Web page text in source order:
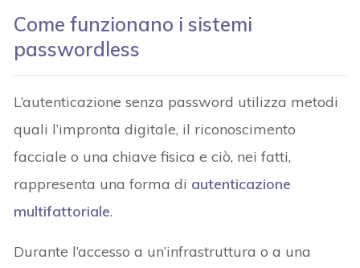
Come funzionano i sistemi
passwordless
L’autenticazione senza password utilizza metodi
quali l’impronta digitale, il riconoscimento
facciale o una chiave fisica e ciò, nei fatti,
rappresenta una forma di autenticazione
multifattoriale.
Durante l’accesso a un’infrastruttura o a una